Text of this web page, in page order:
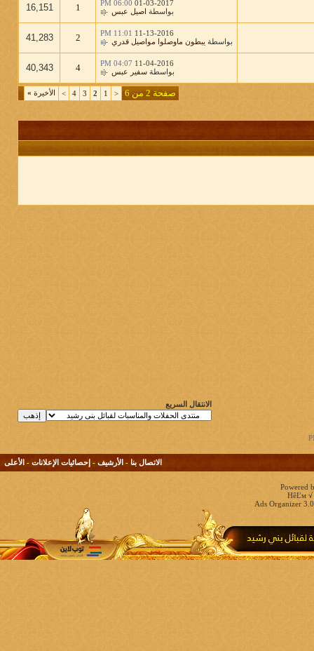
01-03-2017
06:00 PM
بواسطة اصيل عبس 1
16,151
11-13-2016
11:01 PM
بواسطة يبطون ماوصلوا مواصيل قدري 2
41,283
11-04-2016
04:07 PM
بواسطة سفير عبس 4
40,343
صفحة 2 من 6 <
1
2
3
4
> الأخيرة »
الانتقال السريع
الاتصال بنا - الأرشيف - إحصائيات الإعلانات - الأعلى
Powered
HêĽм √
Ads Organizer